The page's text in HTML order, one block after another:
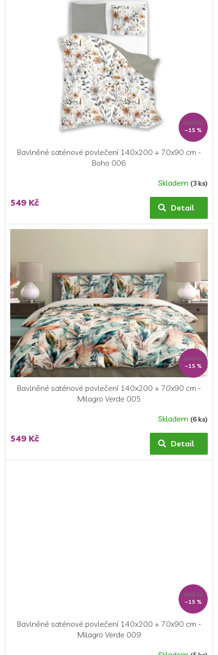
649 Kč
–15 %
Bavlněné saténové povlečení 140x200 + 70x90 cm -
Boho 006
Skladem (3 ks)
549 Kč Detail
649 Kč
–15 %
Bavlněné saténové povlečení 140x200 + 70x90 cm -
Milagro Verde 005
Skladem (6 ks)
549 Kč Detail
649 Kč
–15 %
Bavlněné saténové povlečení 140x200 + 70x90 cm -
Milagro Verde 009